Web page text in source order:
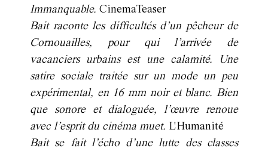
Immanquable. CinemaTeaser
Bait raconte les difficultés d’un pêcheur de
Cornouailles, pour qui l’arrivée de
vacanciers urbains est une calamité. Une
satire sociale traitée sur un mode un peu
expérimental, en 16 mm noir et blanc. Bien
que sonore et dialoguée, l’œuvre renoue
avec l’esprit du cinéma muet. L'Humanité
Bait se fait l’écho d’une lutte des classes